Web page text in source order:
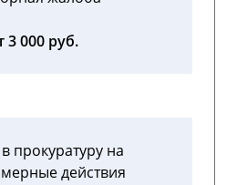
3 000 руб.
прокуратуру на
действия